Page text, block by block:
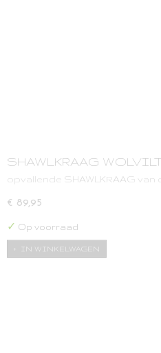
SHAWLKRAAG
opvallende SHAWLKRAAG van
€ 89,95
✓ Op voorraad
IN WINKELWAGEN